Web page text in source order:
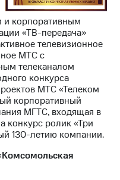
и корпоративным
«ТВ-передача»
телевизионное
МТС с
телеканалом
конкурса
МТС «Телеком
корпоративный
МГТС, входящая в
конкурс ролик «Три
130-летию компании.